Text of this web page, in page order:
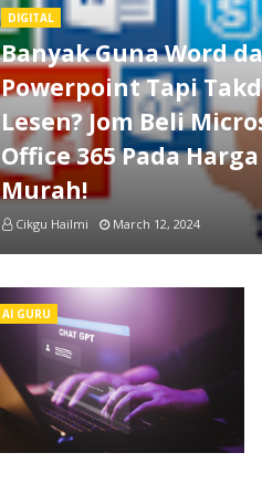
DIGITAL
Banyak Guna Word
Powerpoint Tapi
Lesen? Jom Beli
Office 365 Pada Harga
Murah!
Cikgu Hailmi March 12, 2024
AI GURU